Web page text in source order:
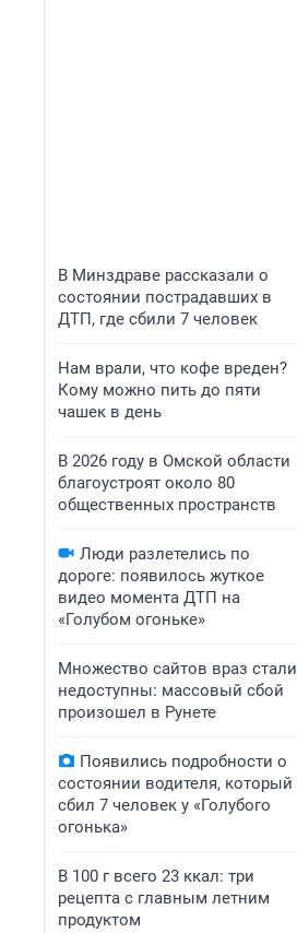
В Минздраве рассказали о
состоянии пострадавших в
ДТП, где сбили 7 человек
Нам врали, что кофе вреден?
Кому можно пить до пяти
чашек в день
В 2026 году в Омской области
благоустроят около 80
общественных пространств
Люди разлетелись по
дороге: появилось жуткое
видео момента ДТП на
«Голубом огоньке»
Множество сайтов враз стали
недоступны: массовый сбой
произошел в Рунете
Появились подробности о
состоянии водителя, который
сбил 7 человек у «Голубого
огонька»
В 100 г всего 23 ккал: три
рецепта с главным летним
продуктом